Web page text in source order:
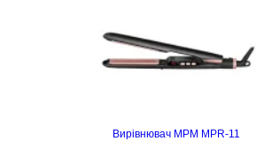
Вирівнювач MPM MPR-11